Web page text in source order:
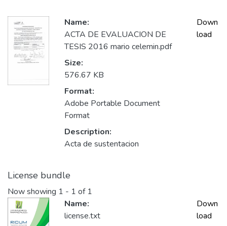
Name:
ACTA DE EVALUACION DE
TESIS 2016 mario celemin.pdf
Size:
576.67 KB
Format:
Adobe Portable Document
Format
Description:
Acta de sustentacion
Down
load
License bundle
Now showing 1 - 1 of 1
Name:
license.txt
Down
load